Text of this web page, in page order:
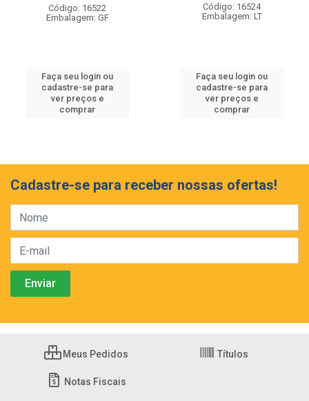
Código: 16522
Embalagem: GF
Faça seu login ou
cadastre-se para
ver preços e
comprar
Código: 16524
Embalagem: LT
Faça seu login ou
cadastre-se para
ver preços e
comprar
Cadastre-se para receber nossas ofertas!
Meus Pedidos Títulos
Notas Fiscais